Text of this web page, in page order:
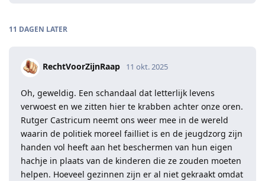
11 DAGEN LATER
RechtVoorZijnRaap 11 okt. 2025
Oh, geweldig. Een schandaal dat letterlijk levens
verwoest en we zitten hier te krabben achter onze oren.
Rutger Castricum neemt ons weer mee in de wereld
waarin de politiek moreel failliet is en de jeugdzorg zijn
handen vol heeft aan het beschermen van hun eigen
hachje in plaats van de kinderen die ze zouden moeten
helpen. Hoeveel gezinnen zijn er al niet gekraakt omdat